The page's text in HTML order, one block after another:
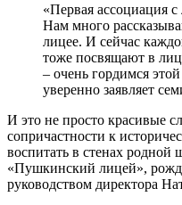
«Первая ассоциация
Нам много
лицее. И сейчас
тоже посвящают в
– очень гордимся
уверенно заявляет
И это не просто красивые
сопричастности к
воспитать в стенах
«Пушкинский лицей»,
руководством директора